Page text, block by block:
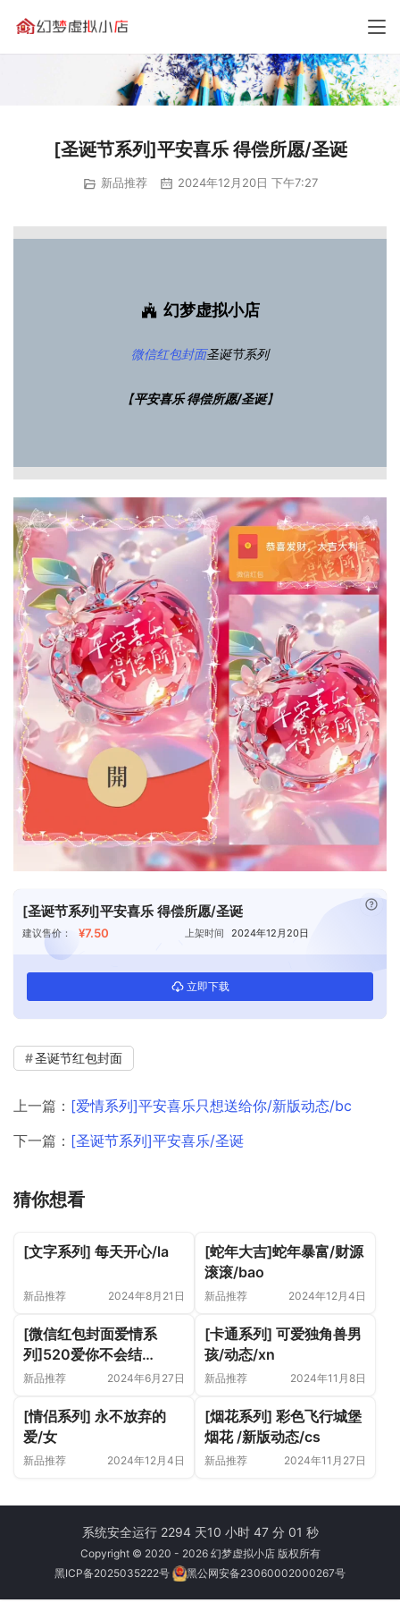
[圣诞节系列]平安喜乐 得偿所愿/圣诞
新品推荐 2024年12月20日 下午7:27
幻梦虚拟小店
微信红包封面圣诞节系列
【平安喜乐 得偿所愿/圣诞】
[圣诞节系列]平安喜乐 得偿所愿/圣诞
建议售价： ¥7.50 上架时间 2024年12月20日
立即下载
已
圣诞节红包封面
上一篇： [爱情系列]平安喜乐只想送给你/新版动态/bc
下一篇： [圣诞节系列]平安喜乐/圣诞
猜你想看
[文字系列] 每天开心/la
新品推荐 2024年8月21日
[蛇年大吉]蛇年暴富/财源
滚滚/bao
新品推荐 2024年12月4日
[微信红包封面爱情系
列]520爱你不会结
束/yssj
新品推荐 2024年6月27日
[卡通系列] 可爱独角兽男
孩/动态/xn
新品推荐 2024年11月8日
[情侣系列] 永不放弃的
爱/女
新品推荐 2024年12月4日
[烟花系列] 彩色飞行城堡
烟花 /新版动态/cs
新品推荐 2024年11月27日
系统安全运行 2294 天10 小时 47 分 02 秒
Copyright © 2020 - 2026 幻梦虚拟小店 版权所有
黑ICP备2025035222号
黑公网安备23060002000267号